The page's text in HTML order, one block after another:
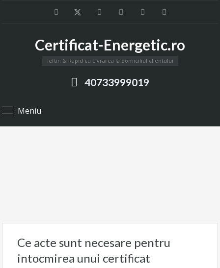
Certificat-Energetic.ro
Ieftin & Rapid cu Livrarea la domiciliul clientului
40733999019
Meniu
Ce acte sunt necesare pentru
intocmirea unui certificat